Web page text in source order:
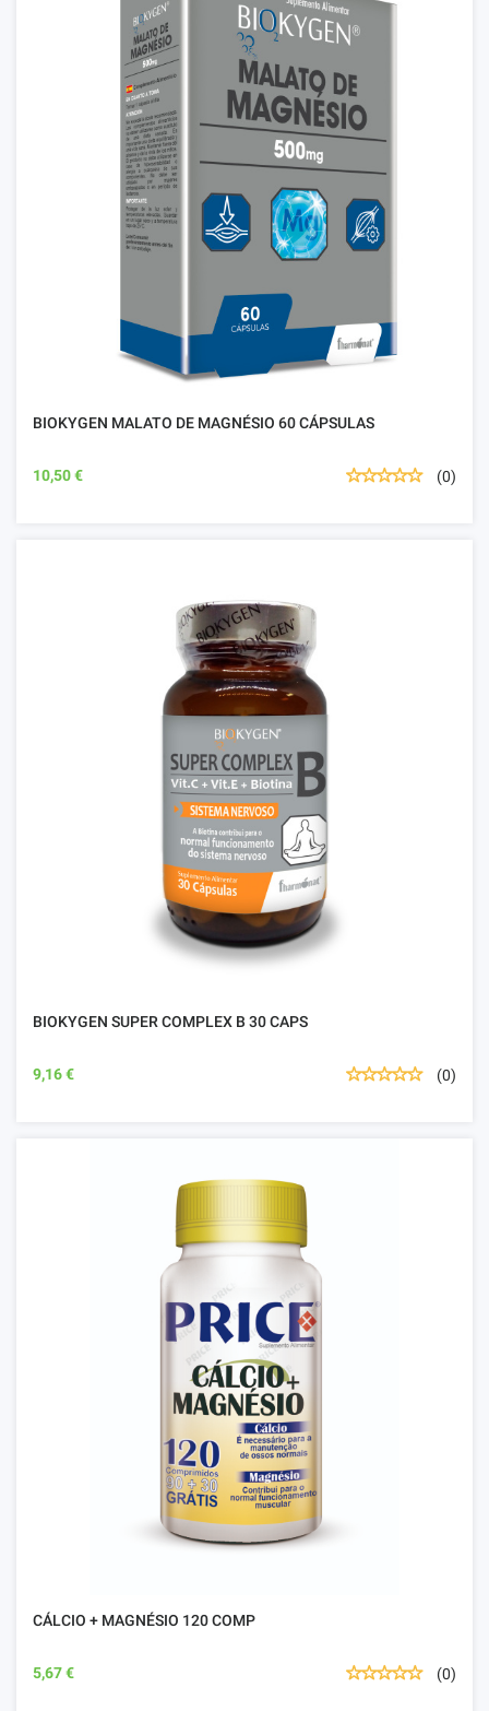
BIOKYGEN MALATO DE MAGNÉSIO 60 CÁPSULAS
10,50 € (0)
BIOKYGEN SUPER COMPLEX B 30 CAPS
9,16 € (0)
CÁLCIO + MAGNÉSIO 120 COMP
5,67 € (0)